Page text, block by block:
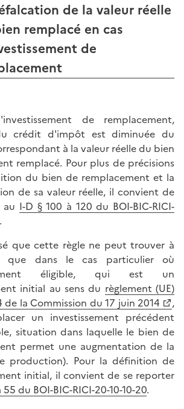
de la valeur réelle
remplacé en cas
de
de remplacement,
crédit d'impôt est diminuée du
à la valeur réelle du bien
remplacé. Pour plus de précisions
du bien de remplacement et la
de sa valeur réelle, il convient de
I-D § 100 à 120 du BOI-BIC-RICI-
.
que cette règle ne peut trouver à
que dans le cas particulier où
éligible, qui est un
initial au sens du règlement (UE)
de la Commission du 17 juin 2014
,
un investissement précédent
situation dans laquelle le bien de
permet une augmentation de la
production). Pour la définition de
initial, il convient de se reporter
55 du BOI-BIC-RICI-20-10-10-20.